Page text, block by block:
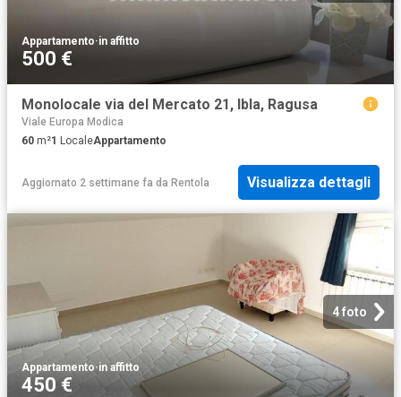
Appartamento·in affitto
500 €
Monolocale via del Mercato 21, Ibla, Ragusa
Viale Europa Modica
60 m²1 LocaleAppartamento
Aggiornato 2 settimane fa da Rentola Visualizza dettagli
4 foto
Appartamento·in affitto
450 €